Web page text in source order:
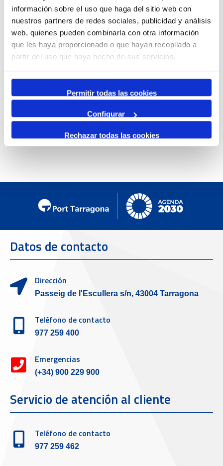
información sobre el uso que haga del sitio web con
nuestros partners de redes sociales, publicidad y análisis
web, quienes pueden combinarla con otra información
que les haya proporcionado o que hayan recopilado a
partir del uso que haya hecho de sus servicios.
Permitir todas las cookies
Configurar
Rechazar todas las cookies
Mensual
Ir al mes específico
Día Anterior
Siguiente Día
Datos de contacto
Dirección
Passeig de l'Escullera s/n, 43004 Tarragona
Teléfono de contacto
977 259 400
Emergencias
(+34) 900 229 900
Servicio de atención al cliente
Teléfono de contacto
977 259 462